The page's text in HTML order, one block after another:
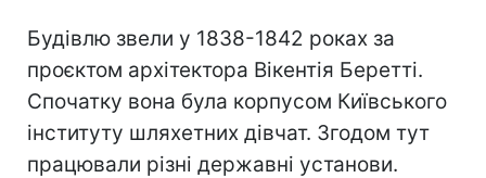
Будівлю звели у 1838-1842 роках за
проєктом архітектора Вікентія Беретті.
Спочатку вона була корпусом Київського
інституту шляхетних дівчат. Згодом тут
працювали різні державні установи.